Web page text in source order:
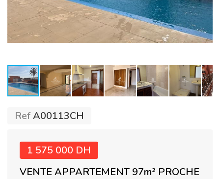
RefA00113CH
1 575 000 DH
VENTE APPARTEMENT 97m² PROCHE